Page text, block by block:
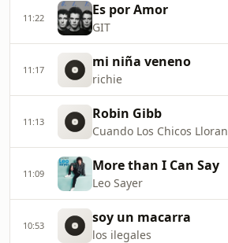
11:22 Es por Amor
GIT
11:17 mi niña veneno
richie
11:13 Robin Gibb
Cuando Los Chicos Lloran
11:09 More than I Can Say
Leo Sayer
10:53 soy un macarra
los ilegales